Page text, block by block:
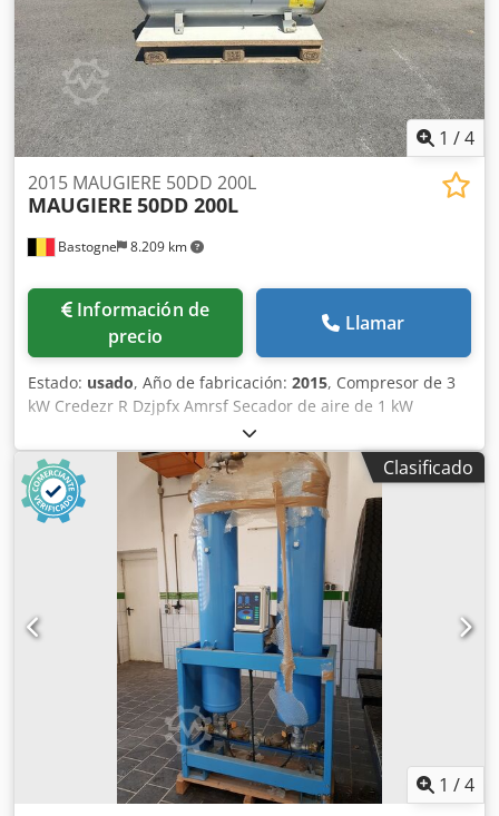
1 /4
Bastogne 8.209 km
2015 MAUGIERE 50DD 200L
MAUGIERE 50DD 200L
Información de
precio
Llamar
Estado: usado, Año de fabricación: 2015, Compresor de 3
kW Credezr R Dzjpfx Amrsf Secador de aire de 1 kW
Tanque de 200 litros Contador de horas: 1070 horas 380 V
Clasificado
1 /4